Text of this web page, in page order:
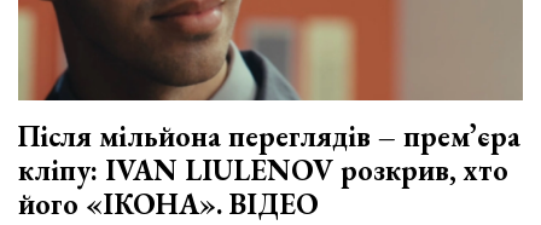
XIX
Спартакіада
VolWe...
29 Липня 2026
541 переглядів
Персона
Лайф
Після мільйона переглядів – премʼєра
кліпу: IVAN LIULENOV розкрив, хто
його «ІКОНА». ВІДЕО